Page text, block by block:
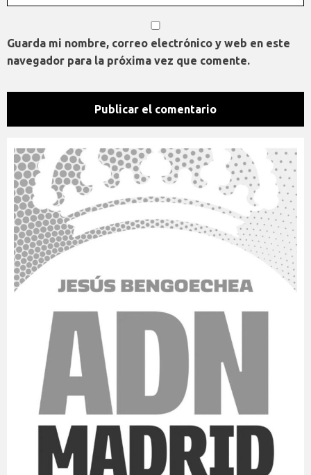
Guarda mi nombre, correo electrónico y web en este
navegador para la próxima vez que comente.